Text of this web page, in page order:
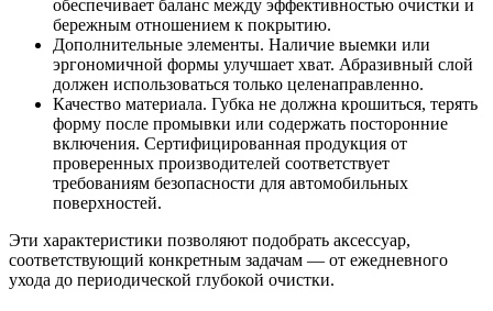
обеспечивает баланс между эффективностью очистки и
бережным отношением к покрытию.
Дополнительные элементы. Наличие выемки или
эргономичной формы улучшает хват. Абразивный слой
должен использоваться только целенаправленно.
Качество материала. Губка не должна крошиться, терять
форму после промывки или содержать посторонние
включения. Сертифицированная продукция от
проверенных производителей соответствует
требованиям безопасности для автомобильных
поверхностей.
Эти характеристики позволяют подобрать аксессуар,
соответствующий конкретным задачам — от ежедневного
ухода до периодической глубокой очистки.